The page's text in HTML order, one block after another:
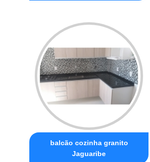
balcão cozinha granito
Jaguaribe